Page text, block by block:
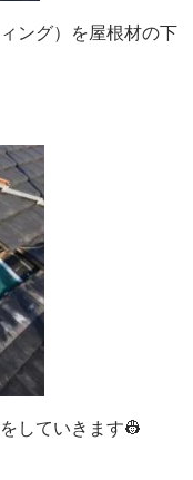
ング）を屋根材の下
していきます👷